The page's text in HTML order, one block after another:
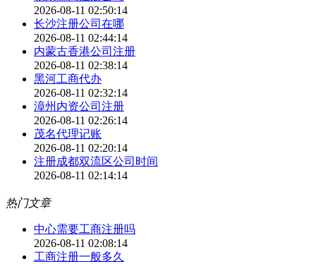
2026-08-11 02:50:14
长沙注册公司在哪
2026-08-11 02:44:14
内蒙古香港公司注册
2026-08-11 02:38:14
黑河工商代办
2026-08-11 02:32:14
漳州内资公司注册
2026-08-11 02:26:14
茂名代理记账
2026-08-11 02:20:14
注册成都双流区公司时间
2026-08-11 02:14:14
热门文章
中心需要工商注册吗
2026-08-11 02:08:14
工商注册一般多久